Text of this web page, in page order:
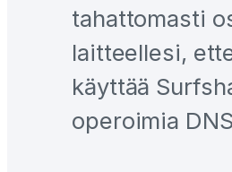
tahattomasti
laitteellesi,
käyttää
operoimia